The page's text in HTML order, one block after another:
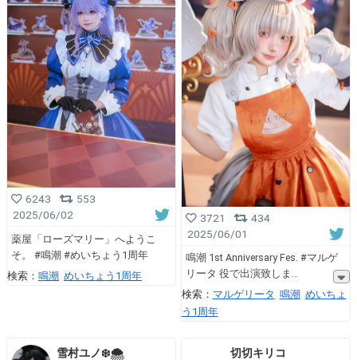
6243
553
2025/06/02
薬屋「ローズマリー」へようこ
そ。 #鳴潮 #めいちょう1周年
検索： 鳴潮 めいちょう1周年
3721
434
2025/06/01
鳴潮 1st Anniversary Fes. #マルゲ
リータ 役で出演致しま
検索： マルゲリータ 鳴潮 めいちょ
う1周年
雪村ユノ❄️🌨
切切キリコ